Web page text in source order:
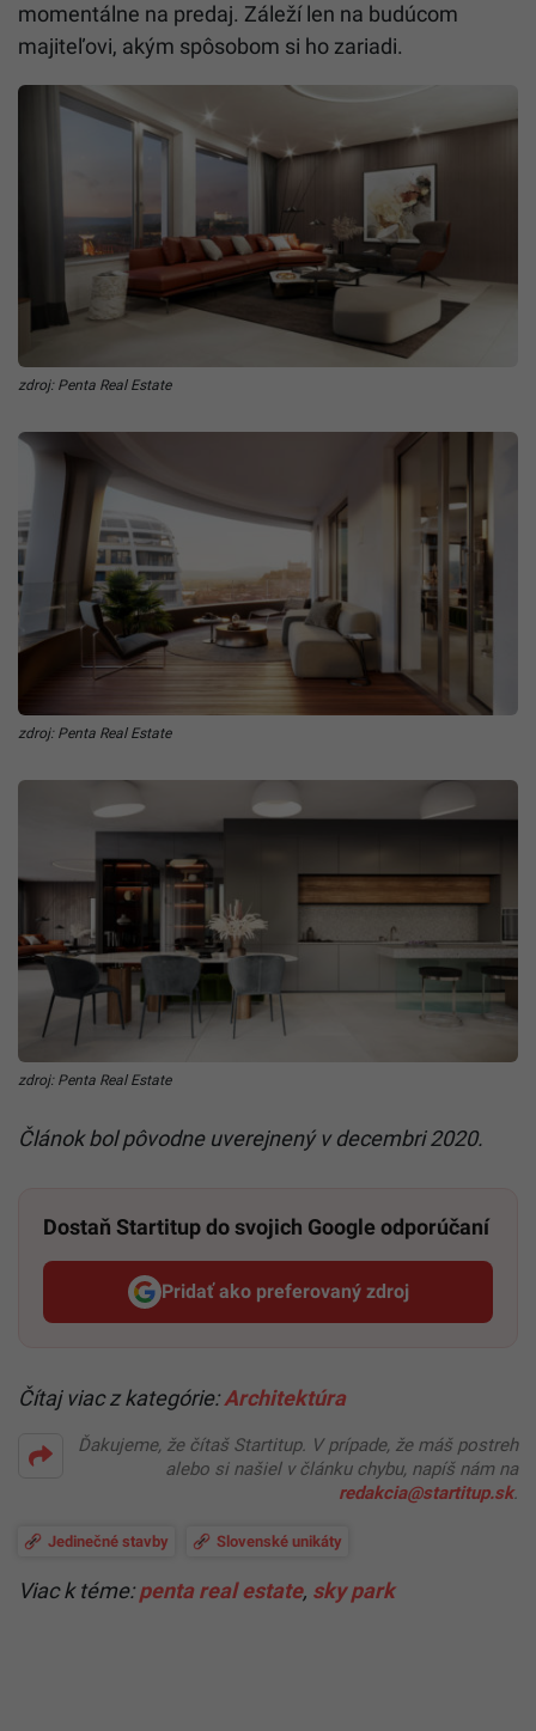
momentálne na predaj. Záleží len na budúcom
majiteľovi, akým spôsobom si ho zariadi.
zdroj: Penta Real Estate
zdroj: Penta Real Estate
zdroj: Penta Real Estate
Článok bol pôvodne uverejnený v decembri 2020.
Dostaň Startitup do svojich Google odporúčaní
Pridať ako preferovaný zdroj
Startitup, odkaz sa otvorí v
Čítaj viac z kategórie:Architektúra
Ďakujeme, že čítaš Startitup. V prípade, že máš postreh
alebo si našiel v článku chybu, napíš nám na
redakcia@startitup.sk.
Jedinečné stavby Slovenské unikáty
Viac k téme:penta real estate, sky park